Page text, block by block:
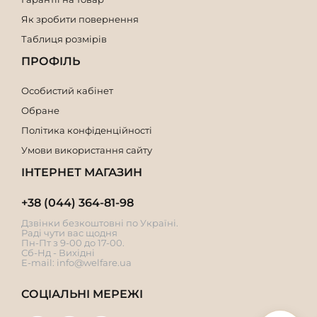
Як зробити повернення
Таблиця розмірів
ПРОФІЛЬ
Особистий кабінет
Обране
Політика конфіденційності
Умови використання сайту
ІНТЕРНЕТ МАГАЗИН
+38 (044) 364-81-98
Дзвінки безкоштовні по Україні.
Раді чути вас щодня
Пн-Пт з 9-00 до 17-00.
Сб-Нд - Вихідні
E-mail: info@welfare.ua
СОЦІАЛЬНІ МЕРЕЖІ